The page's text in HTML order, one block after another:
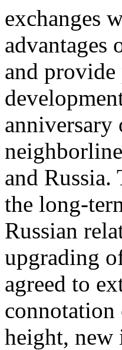
exchanges
advantages
and
and
the long-
Russian
upgrading
agreed to
connotation
height, new